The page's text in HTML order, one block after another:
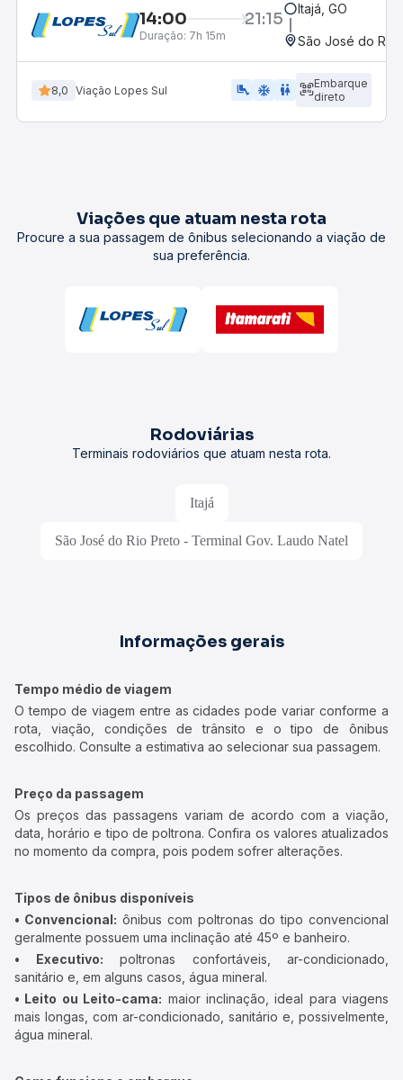
14:00 21:15
Duração: 7h 15m
Itajá, GO
São José do Rio
8,0 Viação Lopes Sul airline_seat_legroom_extra ac_unit wc
Embarque
direto
Viações que atuam nesta rota
Procure a sua passagem de ônibus selecionando a viação de
sua preferência.
Rodoviárias
Terminais rodoviários que atuam nesta rota.
Itajá
São José do Rio Preto - Terminal Gov. Laudo Natel
Informações gerais
Tempo médio de viagem
O tempo de viagem entre as cidades pode variar conforme a
rota, viação, condições de trânsito e o tipo de ônibus
escolhido. Consulte a estimativa ao selecionar sua passagem.
Preço da passagem
Os preços das passagens variam de acordo com a viação,
data, horário e tipo de poltrona. Confira os valores atualizados
no momento da compra, pois podem sofrer alterações.
Tipos de ônibus disponíveis
• Convencional: ônibus com poltronas do tipo convencional
geralmente possuem uma inclinação até 45º e banheiro.
• Executivo: poltronas confortáveis, ar-condicionado,
sanitário e, em alguns casos, água mineral.
• Leito ou Leito-cama: maior inclinação, ideal para viagens
mais longas, com ar-condicionado, sanitário e, possivelmente,
água mineral.